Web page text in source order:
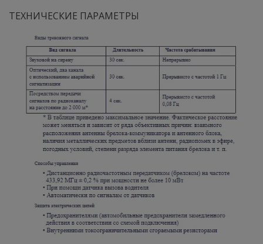
ТЕХНИЧЕСКИЕ ПАРАМЕТРЫ